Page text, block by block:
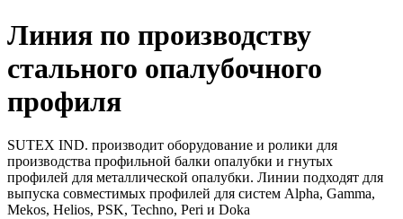
Линия по производству
стального опалубочного
профиля
SUTEX IND. производит оборудование и ролики для
производства профильной балки опалубки и гнутых
профилей для металлической опалубки. Линии подходят для
выпуска совместимых профилей для систем Alpha, Gamma,
Mekos, Helios, PSK, Techno, Peri и Doka